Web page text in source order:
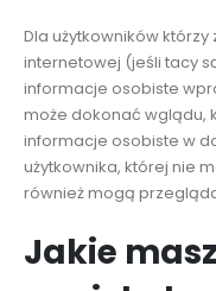
Dla użytkowników
internetowej (jeśli tacy
informacje osobiste
może dokonać wglądu,
informacje osobiste w
użytkownika, której nie
również mogą
Jakie